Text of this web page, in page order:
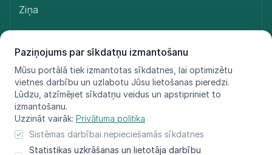
Paziņojums par sīkdatņu izmantošanu
Mūsu portālā tiek izmantotas sīkdatnes, lai optimizētu
vietnes darbību un uzlabotu Jūsu lietošanas pieredzi.
Lūdzu, atzīmējiet sīkdatņu veidus un apstipriniet to
izmantošanu.
Uzzināt vairāk: Privātuma politika
Sistēmas darbībai nepieciešamās sīkdatnes
Statistikas uzkrāšanas un lietotāja darbību
Sūtīt ziņu
© LIFE FOR SPECIES, 2021 - 2025
Informācija atspoguļo tikai projekta LIFE FOR SPECIES īstenotāju